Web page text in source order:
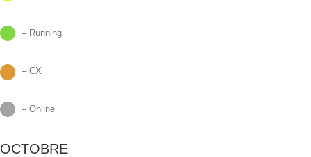
– Running
– CX
– Online
OCTOBRE